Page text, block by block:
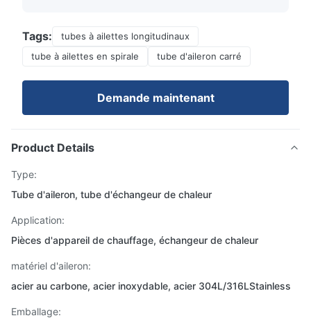
Tags:
tubes à ailettes longitudinaux
tube à ailettes en spirale
tube d'aileron carré
Demande maintenant
Product Details
Type:
Tube d'aileron, tube d'échangeur de chaleur
Application:
Pièces d'appareil de chauffage, échangeur de chaleur
matériel d'aileron:
acier au carbone, acier inoxydable, acier 304L/316LStainless
Emballage: